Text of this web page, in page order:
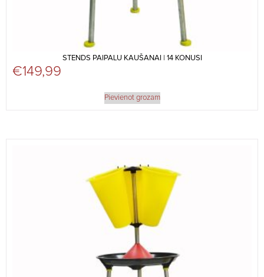
STENDS PAIPALU KAUŠANAI | 14 KONUSI
€149,99
Pievienot grozam